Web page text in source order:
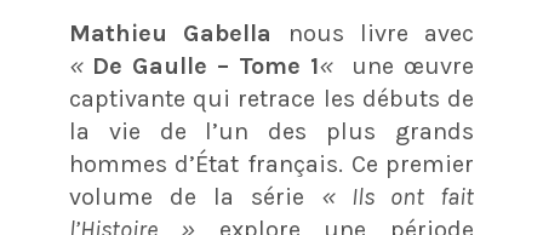
Mathieu Gabella nous livre avec
« De Gaulle – Tome 1«
une œuvre
captivante qui retrace les débuts de
la vie de l’un des plus grands
hommes d’État français. Ce premier
volume de la série « Ils ont fait
l’Histoire »explore une période